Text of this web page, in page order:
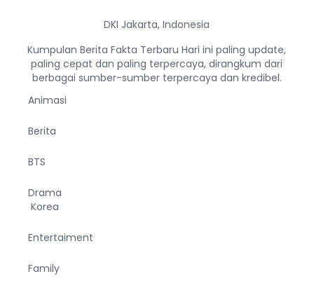
DKI Jakarta, Indonesia
Kumpulan Berita Fakta Terbaru Hari ini paling update,
paling cepat dan paling terpercaya, dirangkum dari
berbagai sumber-sumber terpercaya dan kredibel.
Animasi
Berita
BTS
Drama
Korea
Entertaiment
Family